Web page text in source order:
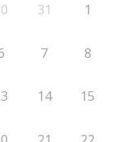
31 1
7 8
14 15